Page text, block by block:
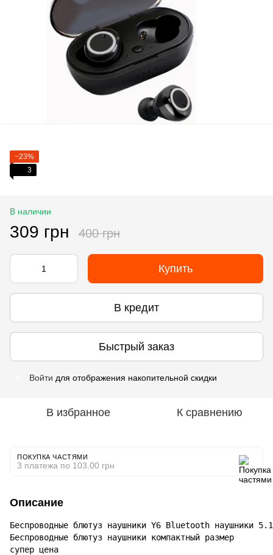
−23%
3
В наличии
309 грн 400 грн
Купить
В кредит
Быстрый заказ
Войти для отображения накопительной скидки
В избранное К сравнению
ПОКУПКА ЧАСТЯМИ
3 платежа по 103.00 грн
Описание
Беспроводные блютуз наушники Y6 Bluetooth наушники 5.1
Беспроводные блютуз наушники компактный размер
супер цена